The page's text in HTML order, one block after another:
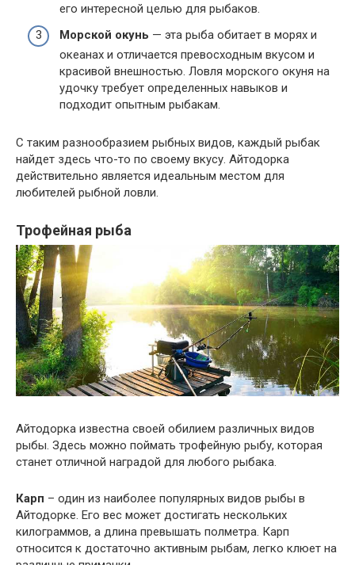
его интересной целью для рыбаков.
Морской окунь — эта рыба обитает в морях и
океанах и отличается превосходным вкусом и
красивой внешностью. Ловля морского окуня на
удочку требует определенных навыков и
подходит опытным рыбакам.
С таким разнообразием рыбных видов, каждый рыбак
найдет здесь что-то по своему вкусу. Айтодорка
действительно является идеальным местом для
любителей рыбной ловли.
Трофейная рыба
Айтодорка известна своей обилием различных видов
рыбы. Здесь можно поймать трофейную рыбу, которая
станет отличной наградой для любого рыбака.
Карп – один из наиболее популярных видов рыбы в
Айтодорке. Его вес может достигать нескольких
килограммов, а длина превышать полметра. Карп
относится к достаточно активным рыбам, легко клюет на